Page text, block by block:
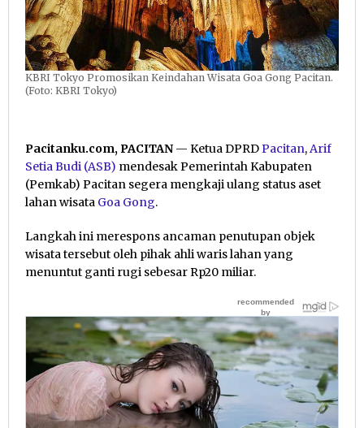
KBRI Tokyo Promosikan Keindahan Wisata Goa Gong Pacitan.
(Foto: KBRI Tokyo)
Pacitanku.com, PACITAN — Ketua DPRDPacitan,Arif
Setia Budi (ASB) mendesak Pemerintah Kabupaten
(Pemkab) Pacitan segera mengkaji ulang status aset
lahan wisata Goa Gong.
Langkah ini merespons ancaman penutupan objek
wisata tersebut oleh pihak ahli waris lahan yang
menuntut ganti rugi sebesar Rp20 miliar.